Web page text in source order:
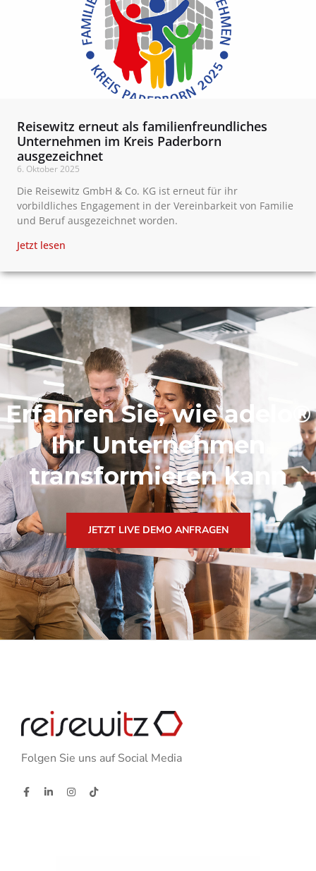
Reisewitz erneut als familienfreundliches
Unternehmen im Kreis Paderborn
ausgezeichnet
6. Oktober 2025
Die Reisewitz GmbH & Co. KG ist erneut für ihr
vorbildliches Engagement in der Vereinbarkeit von Familie
und Beruf ausgezeichnet worden.
Jetzt lesen
Erfahren Sie, wie adelo®
Ihr Unternehmen
transformieren kann
JETZT LIVE DEMO ANFRAGEN
Folgen Sie uns auf Social Media